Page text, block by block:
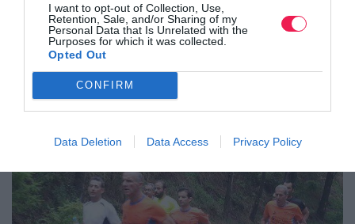
I want to opt-out of Collection, Use,
Retention, Sale, and/or Sharing of my
Personal Data that Is Unrelated with the
Purposes for which it was collected.
Opted Out
CONFIRM
Data Deletion Data Access Privacy Policy
Αγώνας δρόμου Μνήμης & Τιμής 12 χλμ. – Μεγαλ…
Δείτε τις πληροφορίες της διοργάνωσης